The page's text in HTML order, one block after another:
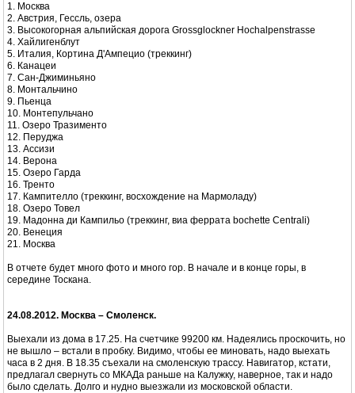
1. Москва
2. Австрия, Гессль, озера
3. Высокогорная альпийская дорога Grossglockner Hochalpenstrasse
4. Хайлигенблут
5. Италия, Кортина Д'Ампецио (треккинг)
6. Канацеи
7. Сан-Джиминьяно
8. Монтальчино
9. Пьенца
10. Монтепульчано
11. Озеро Тразименто
12. Перуджа
13. Ассизи
14. Верона
15. Озеро Гарда
16. Тренто
17. Кампителло (треккинг, восхождение на Мармоладу)
18. Озеро Товел
19. Мадонна ди Кампильо (треккинг, виа феррата bochette Centrali)
20. Венеция
21. Москва
В отчете будет много фото и много гор. В начале и в конце горы, в
середине Тоскана.
24.08.2012. Москва – Смоленск.
Выехали из дома в 17.25. На счетчике 99200 км. Надеялись проскочить, но
не вышло – встали в пробку. Видимо, чтобы ее миновать, надо выехать
часа в 2 дня. В 18.35 съехали на смоленскую трассу. Навигатор, кстати,
предлагал свернуть со МКАДа раньше на Калужку, наверное, так и надо
было сделать. Долго и нудно выезжали из московской области.